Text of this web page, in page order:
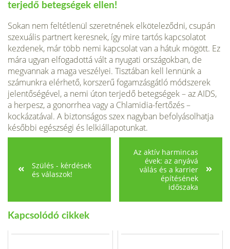
terjedő betegségek ellen!
Sokan nem feltétlenül szeretnének elköteleződni, csupán
szexuális partnert keresnek, így mire tartós kapcsolatot
kezdenek, már több nemi kapcsolat van a hátuk mögött. Ez
mára ugyan elfogadottá vált a nyugati országokban, de
megvannak a maga veszélyei. Tisztában kell lennünk a
számunkra elérhető, korszerű fogamzásgátló módszerek
jelentőségével, a nemi úton terjedő betegségek – az AIDS,
a herpesz, a gonorrhea vagy a Chlamidia-fertőzés –
kockázatával. A biztonságos szex nagyban befolyásolhatja
későbbi egészségi és lelkiállapotunkat.
Szülés - kérdések
és válaszok!
Az aktív harmincas
évek: az anyává
válás és a karrier
építésének
időszaka
Kapcsolódó cikkek